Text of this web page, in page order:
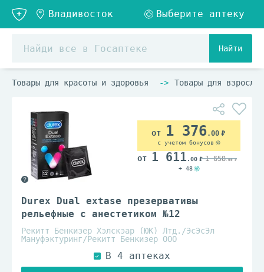
Найти
Товары для красоты и здоровья Товары для взрослых
Durex Dual extase презервативы
рельефные с анестетиком №12
Рекитт Бенкизер Хэлскэар (ЮК) Лтд./ЭсЭсЭл
Мануфэктуринг/Рекитт Бенкизер ООО
1 376.00
с учетом бонусов
1 611 .00 1 658.00
+ 48